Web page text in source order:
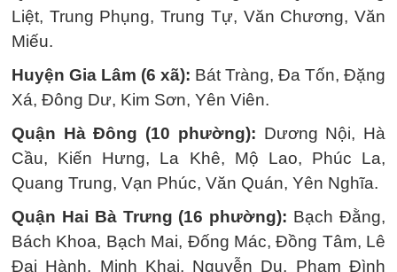
Liệt, Trung Phụng, Trung Tự, Văn Chương, Văn
Miếu.
Huyện Gia Lâm (6 xã): Bát Tràng, Đa Tốn, Đặng
Xá, Đông Dư, Kim Sơn, Yên Viên.
Quận Hà Đông (10 phường): Dương Nội, Hà
Cầu, Kiến Hưng, La Khê, Mộ Lao, Phúc La,
Quang Trung, Vạn Phúc, Văn Quán, Yên Nghĩa.
Quận Hai Bà Trưng (16 phường): Bạch Đằng,
Bách Khoa, Bạch Mai, Đống Mác, Đồng Tâm, Lê
Đại Hành, Minh Khai, Nguyễn Du, Phạm Đình